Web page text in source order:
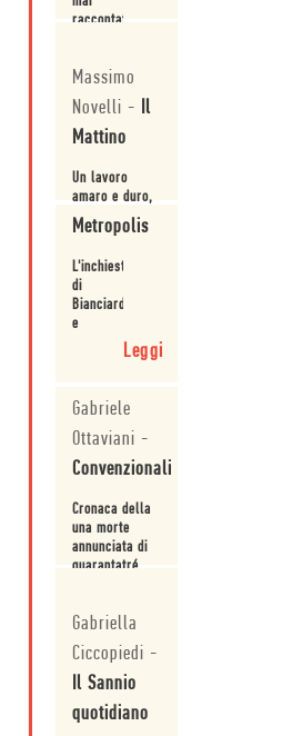
raccontato
chiamandoli
per
nome.
Massimo
Novelli - Il
Mattino
Un lavoro
amaro e duro,
che aveva al
centro la
Ribolla, in
Maremma.
Metropolis
L'inchiesta
di
Bianciardi
e
dall'incidente
di
Ribolla
del
1954.
Leggi
Gabriele
Ottaviani -
Convenzionali
Cronaca della
una morte
annunciata di
quarantatré
Gabriella
Ciccopiedi -
Il Sannio
quotidiano